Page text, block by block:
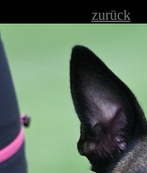
zurück